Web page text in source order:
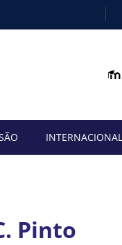
INTERNACIONAL
Pinto